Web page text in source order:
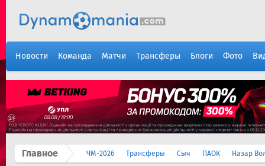
Новости Команда Матчи Трансферы Блоги Фото
Главное ЧМ-2026 Трансферы Сыч ПАОК Назар